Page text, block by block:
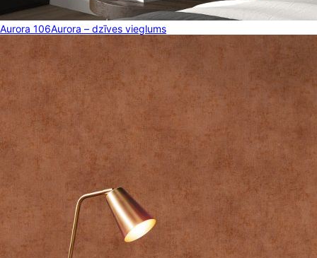
Aurora 106Aurora – dzīves vieglums